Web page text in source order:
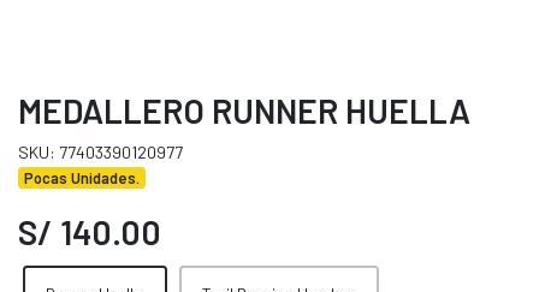
MEDALLERO RUNNER HUELLA
SKU: 77403390120977
Pocas Unidades.
S/ 140.00